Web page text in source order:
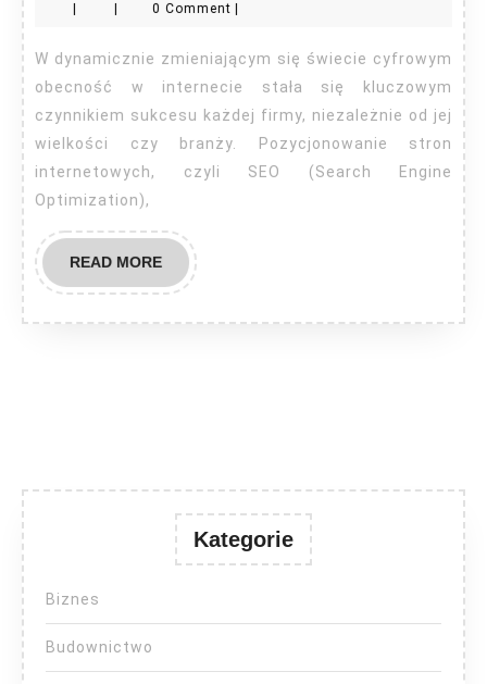
SEO
Świdnik
0 Comment
W dynamicznie zmieniającym się świecie cyfrowym
obecność w internecie stała się kluczowym
czynnikiem sukcesu każdej firmy, niezależnie od jej
wielkości czy branży. Pozycjonowanie stron
internetowych, czyli SEO (Search Engine
Optimization),
READ MOREREAD
MORE
Kategorie
Biznes
Budownictwo